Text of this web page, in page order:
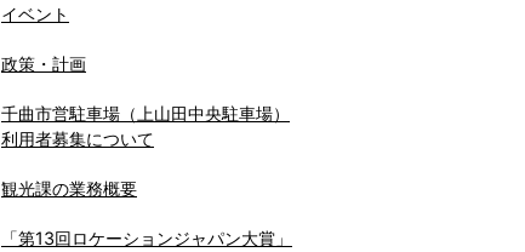
イベント
政策・計画
千曲市営駐車場（上山田中央駐車場）
利用者募集について
観光課の業務概要
「第13回ロケーションジャパン大賞」